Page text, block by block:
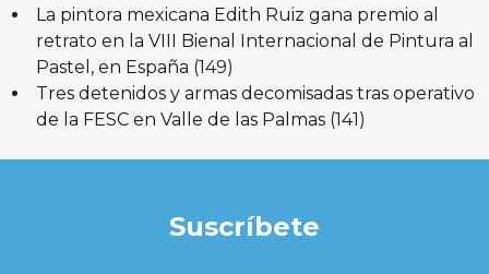
La pintora mexicana Edith Ruiz gana premio al
retrato en la VIII Bienal Internacional de Pintura al
Pastel, en España (149)
Tres detenidos y armas decomisadas tras operativo
de la FESC en Valle de las Palmas (141)
Suscríbete